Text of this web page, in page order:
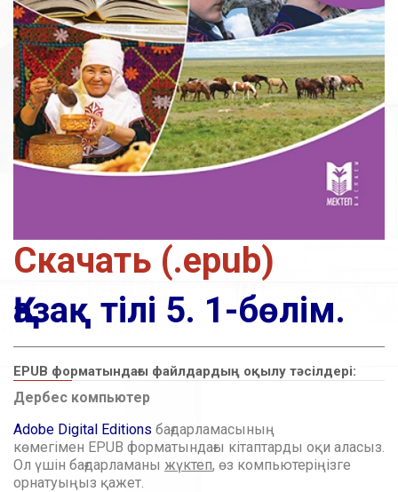
Скачать (.epub)
Қазақ тілі 5. 1-бөлім.
ЕPUB форматындағы файлдардың оқылу тәсілдері:
Дербес компьютер
Adobe Digital Editions бағдарламасының
көмегімен ЕPUB форматындағы кітаптарды оқи аласыз.
Ол үшін бағдарламаны жүктеп, өз компьютеріңізге
орнатуыңыз қажет.